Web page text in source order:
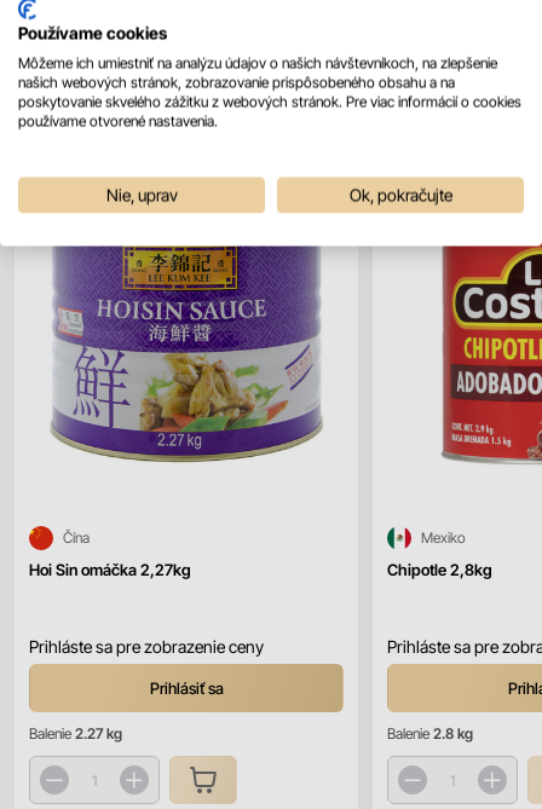
Mohlo by sa vám páčiť Všetky produkty
Hoi Sin omáčka 2,27kg
Čína
Prihláste sa pre zobrazenie ceny
Prihlásiť sa
Balenie 2.27 kg
Chipotle 2,8kg
Mexiko
Prihláste sa pre
Balenie 2.8 kg
Používame cookies
Môžeme ich umiestniť na analýzu údajov o našich návštevníkoch, na zlepšenie
našich webových stránok, zobrazovanie prispôsobeného obsahu a na
poskytovanie skvelého zážitku z webových stránok. Pre viac informácií o cookies
používame otvorené nastavenia.
Nie, uprav Ok, pokračujte